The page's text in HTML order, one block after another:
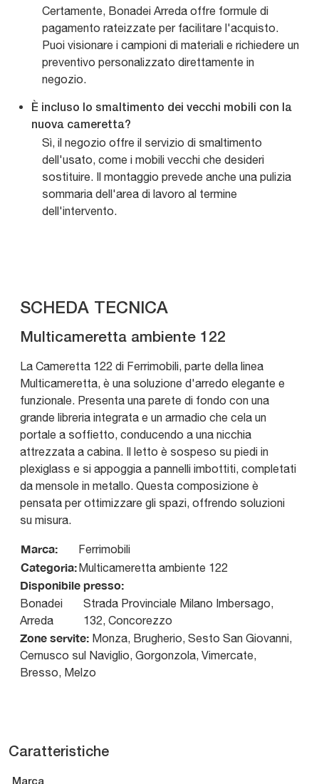
Certamente, Bonadei Arreda offre formule di
pagamento rateizzate per facilitare l'acquisto.
Puoi visionare i campioni di materiali e richiedere un
preventivo personalizzato direttamente in
negozio.
È incluso lo smaltimento dei vecchi mobili con la
nuova cameretta?
Sì, il negozio offre il servizio di smaltimento
dell'usato, come i mobili vecchi che desideri
sostituire. Il montaggio prevede anche una pulizia
sommaria dell'area di lavoro al termine
dell'intervento.
SCHEDA TECNICA
Multicameretta ambiente 122
La Cameretta 122 di Ferrimobili, parte della linea
Multicameretta, è una soluzione d'arredo elegante e
funzionale. Presenta una parete di fondo con una
grande libreria integrata e un armadio che cela un
portale a soffietto, conducendo a una nicchia
attrezzata a cabina. Il letto è sospeso su piedi in
plexiglass e si appoggia a pannelli imbottiti, completati
da mensole in metallo. Questa composizione è
pensata per ottimizzare gli spazi, offrendo soluzioni
su misura.
Marca: Ferrimobili
Categoria:Multicameretta ambiente 122
Disponibile presso:
Bonadei
Arreda
Strada Provinciale Milano Imbersago,
132, Concorezzo
Zone servite: Monza, Brugherio, Sesto San Giovanni,
Cernusco sul Naviglio, Gorgonzola, Vimercate,
Bresso, Melzo
Caratteristiche